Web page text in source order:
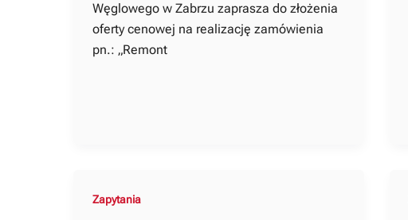
Węglowego w Zabrzu zaprasza do złożenia
oferty cenowej na realizację zamówienia
pn.: „Remont
Zapytania